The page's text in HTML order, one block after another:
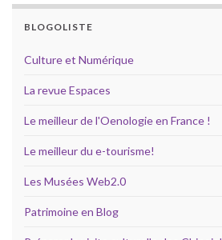
BLOGOLISTE
Culture et Numérique
La revue Espaces
Le meilleur de l'Oenologie en France !
Le meilleur du e-tourisme!
Les Musées Web2.0
Patrimoine en Blog